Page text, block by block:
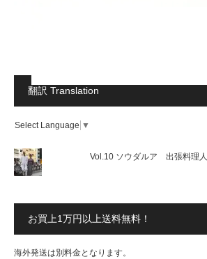
翻訳 Translation
Select Language ▼
Vol.10 ソウダルア 出張料理人
お買上1万円以上送料無料！
海外発送は別料金となります。